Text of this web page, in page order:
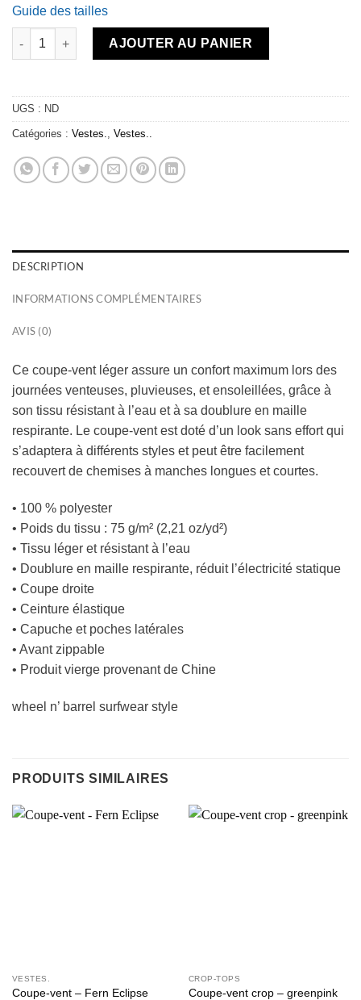
Guide des tailles
quantité de Coupe-vent - Whisper Navy
AJOUTER AU PANIER
UGS : ND
Catégories : Vestes., Vestes..
DESCRIPTION
INFORMATIONS COMPLÉMENTAIRES
AVIS (0)
Ce coupe-vent léger assure un confort maximum lors des
journées venteuses, pluvieuses, et ensoleillées, grâce à
son tissu résistant à l’eau et à sa doublure en maille
respirante. Le coupe-vent est doté d’un look sans effort qui
s’adaptera à différents styles et peut être facilement
recouvert de chemises à manches longues et courtes.
• 100 % polyester
• Poids du tissu : 75 g/m² (2,21 oz/yd²)
• Tissu léger et résistant à l’eau
• Doublure en maille respirante, réduit l’électricité statique
• Coupe droite
• Ceinture élastique
• Capuche et poches latérales
• Avant zippable
• Produit vierge provenant de Chine
wheel n’ barrel surfwear style
PRODUITS SIMILAIRES
VESTES.
Coupe-vent – Fern Eclipse
CROP-TOPS
Coupe-vent crop – greenpink